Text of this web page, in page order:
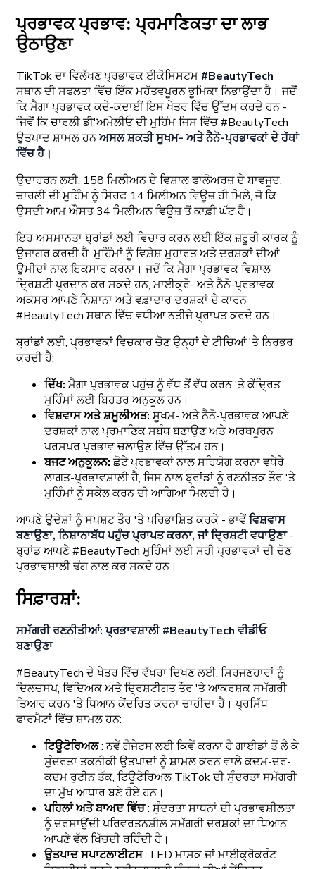
ਪ੍ਰਭਾਵਕ ਪ੍ਰਭਾਵ: ਪ੍ਰਮਾਣਿਕਤਾ ਦਾ ਲਾਭ
ਉਠਾਉਣਾ
TikTok ਦਾ ਵਿਲੱਖਣ ਪ੍ਰਭਾਵਕ ਈਕੋਸਿਸਟਮ #BeautyTech
ਸਥਾਨ ਦੀ ਸਫਲਤਾ ਵਿੱਚ ਇੱਕ ਮਹੱਤਵਪੂਰਨ ਭੂਮਿਕਾ ਨਿਭਾਉਂਦਾ ਹੈ। ਜਦੋਂ
ਕਿ ਮੈਗਾ ਪ੍ਰਭਾਵਕ ਕਦੇ-ਕਦਾਈਂ ਇਸ ਖੇਤਰ ਵਿੱਚ ਉੱਦਮ ਕਰਦੇ ਹਨ -
ਜਿਵੇਂ ਕਿ ਚਾਰਲੀ ਡੀ'ਅਮੇਲੀਓ ਦੀ ਮੁਹਿੰਮ ਜਿਸ ਵਿੱਚ #BeautyTech
ਉਤਪਾਦ ਸ਼ਾਮਲ ਹਨਅਸਲ ਸ਼ਕਤੀ ਸੂਖਮ- ਅਤੇ ਨੈਨੋ-ਪ੍ਰਭਾਵਕਾਂ ਦੇ ਹੱਥਾਂ
ਵਿੱਚ ਹੈ।
ਉਦਾਹਰਨ ਲਈ, 158 ਮਿਲੀਅਨ ਦੇ ਵਿਸ਼ਾਲ ਫਾਲੋਅਰਜ਼ ਦੇ ਬਾਵਜੂਦ,
ਚਾਰਲੀ ਦੀ ਮੁਹਿੰਮ ਨੂੰ ਸਿਰਫ਼ 14 ਮਿਲੀਅਨ ਵਿਊਜ਼ ਹੀ ਮਿਲੇ, ਜੋ ਕਿ
ਉਸਦੀ ਆਮ ਔਸਤ 34 ਮਿਲੀਅਨ ਵਿਊਜ਼ ਤੋਂ ਕਾਫ਼ੀ ਘੱਟ ਹੈ।
ਇਹ ਅਸਮਾਨਤਾ ਬ੍ਰਾਂਡਾਂ ਲਈ ਵਿਚਾਰ ਕਰਨ ਲਈ ਇੱਕ ਜ਼ਰੂਰੀ ਕਾਰਕ ਨੂੰ
ਉਜਾਗਰ ਕਰਦੀ ਹੈ: ਮੁਹਿੰਮਾਂ ਨੂੰ ਵਿਸ਼ੇਸ਼ ਮੁਹਾਰਤ ਅਤੇ ਦਰਸ਼ਕਾਂ ਦੀਆਂ
ਉਮੀਦਾਂ ਨਾਲ ਇਕਸਾਰ ਕਰਨਾ। ਜਦੋਂ ਕਿ ਮੈਗਾ ਪ੍ਰਭਾਵਕ ਵਿਸ਼ਾਲ
ਦ੍ਰਿਸ਼ਟੀ ਪ੍ਰਦਾਨ ਕਰ ਸਕਦੇ ਹਨ, ਮਾਈਕ੍ਰੋ- ਅਤੇ ਨੈਨੋ-ਪ੍ਰਭਾਵਕ
ਅਕਸਰ ਆਪਣੇ ਨਿਸ਼ਾਨਾ ਅਤੇ ਵਫ਼ਾਦਾਰ ਦਰਸ਼ਕਾਂ ਦੇ ਕਾਰਨ
#BeautyTech ਸਥਾਨ ਵਿੱਚ ਵਧੀਆ ਨਤੀਜੇ ਪ੍ਰਾਪਤ ਕਰਦੇ ਹਨ।
ਬ੍ਰਾਂਡਾਂ ਲਈ, ਪ੍ਰਭਾਵਕਾਂ ਵਿਚਕਾਰ ਚੋਣ ਉਨ੍ਹਾਂ ਦੇ ਟੀਚਿਆਂ 'ਤੇ ਨਿਰਭਰ
ਕਰਦੀ ਹੈ:
ਦਿੱਖ: ਮੈਗਾ ਪ੍ਰਭਾਵਕ ਪਹੁੰਚ ਨੂੰ ਵੱਧ ਤੋਂ ਵੱਧ ਕਰਨ 'ਤੇ ਕੇਂਦ੍ਰਿਤ
ਮੁਹਿੰਮਾਂ ਲਈ ਬਿਹਤਰ ਅਨੁਕੂਲ ਹਨ।
ਵਿਸ਼ਵਾਸ ਅਤੇ ਸ਼ਮੂਲੀਅਤ: ਸੂਖਮ- ਅਤੇ ਨੈਨੋ-ਪ੍ਰਭਾਵਕ ਆਪਣੇ
ਦਰਸ਼ਕਾਂ ਨਾਲ ਪ੍ਰਮਾਣਿਕ ​​ਸਬੰਧ ਬਣਾਉਣ ਅਤੇ ਅਰਥਪੂਰਨ
ਪਰਸਪਰ ਪ੍ਰਭਾਵ ਚਲਾਉਣ ਵਿੱਚ ਉੱਤਮ ਹਨ।
ਬਜਟ ਅਨੁਕੂਲਨ:ਛੋਟੇ ਪ੍ਰਭਾਵਕਾਂ ਨਾਲ ਸਹਿਯੋਗ ਕਰਨਾ ਵਧੇਰੇ
ਲਾਗਤ-ਪ੍ਰਭਾਵਸ਼ਾਲੀ ਹੈ, ਜਿਸ ਨਾਲ ਬ੍ਰਾਂਡਾਂ ਨੂੰ ਰਣਨੀਤਕ ਤੌਰ 'ਤੇ
ਮੁਹਿੰਮਾਂ ਨੂੰ ਸਕੇਲ ਕਰਨ ਦੀ ਆਗਿਆ ਮਿਲਦੀ ਹੈ।
ਆਪਣੇ ਉਦੇਸ਼ਾਂ ਨੂੰ ਸਪਸ਼ਟ ਤੌਰ 'ਤੇ ਪਰਿਭਾਸ਼ਿਤ ਕਰਕੇ - ਭਾਵੇਂਵਿਸ਼ਵਾਸ
ਬਣਾਉਣਾ, ਨਿਸ਼ਾਨਾਬੱਧ ਪਹੁੰਚ ਪ੍ਰਾਪਤ ਕਰਨਾ, ਜਾਂ ਦ੍ਰਿਸ਼ਟੀ ਵਧਾਉਣਾ-
ਬ੍ਰਾਂਡ ਆਪਣੇ #BeautyTech ਮੁਹਿੰਮਾਂ ਲਈ ਸਹੀ ਪ੍ਰਭਾਵਕਾਂ ਦੀ ਚੋਣ
ਪ੍ਰਭਾਵਸ਼ਾਲੀ ਢੰਗ ਨਾਲ ਕਰ ਸਕਦੇ ਹਨ।
ਸਿਫ਼ਾਰਸ਼ਾਂ:
ਸਮੱਗਰੀ ਰਣਨੀਤੀਆਂ: ਪ੍ਰਭਾਵਸ਼ਾਲੀ #BeautyTech ਵੀਡੀਓ
ਬਣਾਉਣਾ
#BeautyTech ਦੇ ਖੇਤਰ ਵਿੱਚ ਵੱਖਰਾ ਦਿਖਣ ਲਈ, ਸਿਰਜਣਹਾਰਾਂ ਨੂੰ
ਦਿਲਚਸਪ, ਵਿਦਿਅਕ ਅਤੇ ਦ੍ਰਿਸ਼ਟੀਗਤ ਤੌਰ 'ਤੇ ਆਕਰਸ਼ਕ ਸਮੱਗਰੀ
ਤਿਆਰ ਕਰਨ 'ਤੇ ਧਿਆਨ ਕੇਂਦਰਿਤ ਕਰਨਾ ਚਾਹੀਦਾ ਹੈ। ਪ੍ਰਸਿੱਧ
ਫਾਰਮੈਟਾਂ ਵਿੱਚ ਸ਼ਾਮਲ ਹਨ:
ਟਿਊਟੋਰਿਅਲ: ਨਵੇਂ ਗੈਜੇਟਸ ਲਈ ਕਿਵੇਂ ਕਰਨਾ ਹੈ ਗਾਈਡਾਂ ਤੋਂ ਲੈ ਕੇ
ਸੁੰਦਰਤਾ ਤਕਨੀਕੀ ਉਤਪਾਦਾਂ ਨੂੰ ਸ਼ਾਮਲ ਕਰਨ ਵਾਲੇ ਕਦਮ-ਦਰ-
ਕਦਮ ਰੁਟੀਨ ਤੱਕ, ਟਿਊਟੋਰਿਅਲ TikTok ਦੀ ਸੁੰਦਰਤਾ ਸਮੱਗਰੀ
ਦਾ ਮੁੱਖ ਆਧਾਰ ਬਣੇ ਹੋਏ ਹਨ।
ਪਹਿਲਾਂ ਅਤੇ ਬਾਅਦ ਵਿੱਚ: ਸੁੰਦਰਤਾ ਸਾਧਨਾਂ ਦੀ ਪ੍ਰਭਾਵਸ਼ੀਲਤਾ
ਨੂੰ ਦਰਸਾਉਂਦੀ ਪਰਿਵਰਤਨਸ਼ੀਲ ਸਮੱਗਰੀ ਦਰਸ਼ਕਾਂ ਦਾ ਧਿਆਨ
ਆਪਣੇ ਵੱਲ ਖਿੱਚਦੀ ਰਹਿੰਦੀ ਹੈ।
ਉਤਪਾਦ ਸਪਾਟਲਾਈਟਸ: LED ਮਾਸਕ ਜਾਂ ਮਾਈਕ੍ਰੋਕਰੰਟ